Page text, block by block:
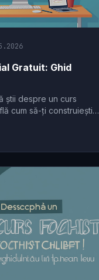
Gratuit: Ghid
știi despre un curs
cum să-ți construiești o